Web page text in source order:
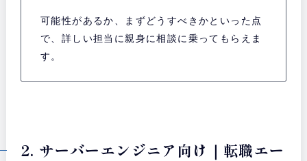
可能性があるか、まずどうすべきかといった点
で、詳しい担当に親身に相談に乗ってもらえま
す。
2. サーバーエンジニア向け｜転職エー